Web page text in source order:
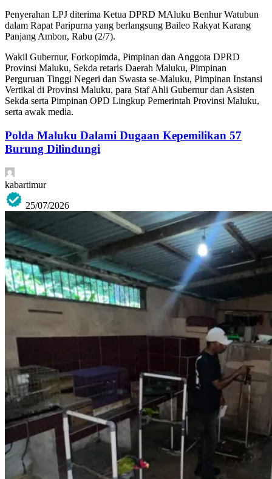
Penyerahan LPJ diterima Ketua DPRD MAluku Benhur Watubun
dalam Rapat Paripurna yang berlangsung Baileo Rakyat Karang
Panjang Ambon, Rabu (2/7).
Wakil Gubernur, Forkopimda, Pimpinan dan Anggota DPRD
Provinsi Maluku, Sekda retaris Daerah Maluku, Pimpinan
Perguruan Tinggi Negeri dan Swasta se-Maluku, Pimpinan Instansi
Vertikal di Provinsi Maluku, para Staf Ahli Gubernur dan Asisten
Sekda serta Pimpinan OPD Lingkup Pemerintah Provinsi Maluku,
serta awak media.
Polda Maluku Dalami Dugaan Kepemilikan 57
Burung Dilindungi
kabartimur
25/07/2026